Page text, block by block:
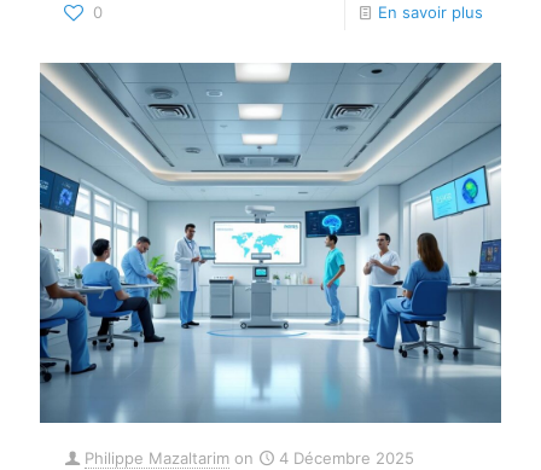
0 En savoir plus
Philippe Mazaltarim on
4 Décembre 2025